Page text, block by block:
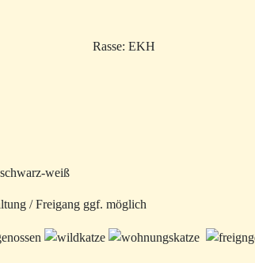
Rasse: EKH
weiß
/ Freigang ggf. möglich